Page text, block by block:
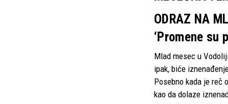
ODRAZ NA
‘Promene su
Mlad mesec u
ipak, biće
Posebno kada je reč
kao da dolaze